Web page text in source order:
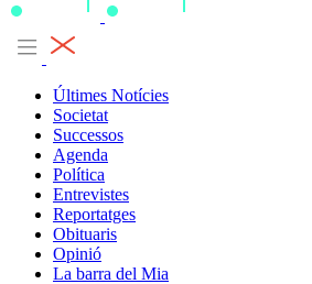
Últimes Notícies
Societat
Successos
Agenda
Política
Entrevistes
Reportatges
Obituaris
Opinió
La barra del Mia